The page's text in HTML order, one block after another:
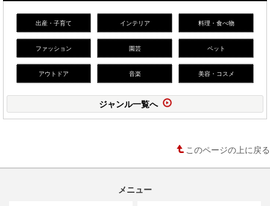
出産・子育て インテリア 料理・食べ物
ファッション 園芸 ペット
アウトドア 音楽 美容・コスメ
ジャンル一覧へ
このページの上に戻る
メニュー